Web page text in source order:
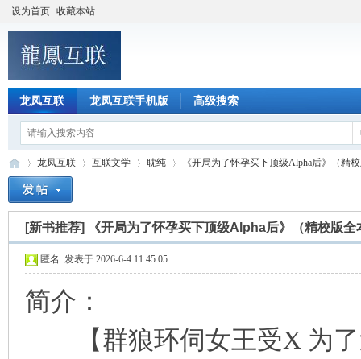
设为首页 收藏本站
龙凤互联 龙凤互联手机版 高级搜索
龙凤互联
›
互联文学
›
耽纯
›
《开局为了怀孕买下顶级Alpha后》（精
[新书推荐] 《开局为了怀孕买下顶级Alpha后》（精校版
匿名 发表于 2026-6-4 11:45:05
简介：
【群狼环伺女王受X 为了